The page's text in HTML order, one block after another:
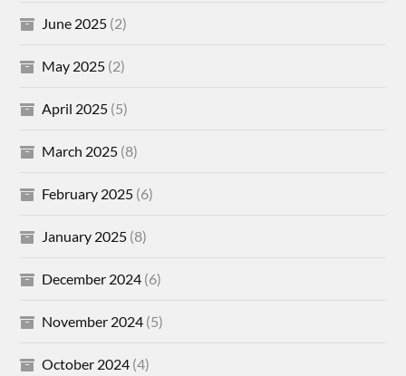
June 2025 (2)
May 2025 (2)
April 2025 (5)
March 2025 (8)
February 2025 (6)
January 2025 (8)
December 2024 (6)
November 2024 (5)
October 2024 (4)